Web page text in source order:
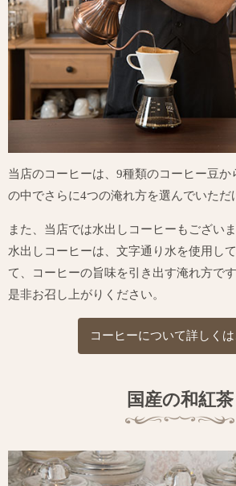
当店のコーヒーは、9種類のコーヒー豆か
の中でさらに4つの淹れ方を選んでいただ
また、当店では水出しコーヒーもございま
水出しコーヒーは、文字通り水を使用し
て、コーヒーの旨味を引き出す淹れ方です
是非お召し上がりください。
コーヒーについて詳しく
国産の和紅茶